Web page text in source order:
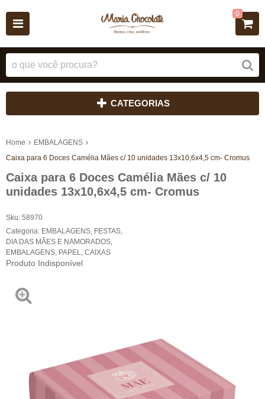
0
CATEGORIAS
Home
EMBALAGENS
Caixa para 6 Doces Camélia Mães c/ 10 unidades 13x10,6x4,5 cm- Cromus
Caixa para 6 Doces Camélia Mães c/ 10
unidades 13x10,6x4,5 cm- Cromus
Sku: 58970
Categoria: EMBALAGENS FESTAS
DIA DAS MÃES E NAMORADOS
EMBALAGENS PAPEL CAIXAS
Produto Indisponível